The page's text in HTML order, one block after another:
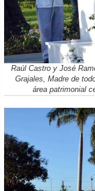
Raúl Castro y José
Grajales, Madre de
área patrimonial